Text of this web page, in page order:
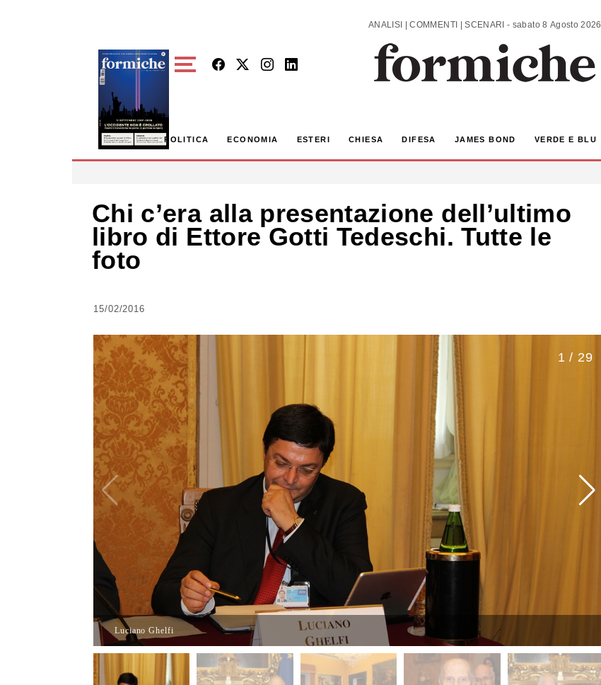
ANALISI | COMMENTI | SCENARI - sabato 8 Agosto 2026
POLITICA ECONOMIA ESTERI CHIESA DIFESA JAMES BOND VERDE E BLU
Chi c’era alla presentazione dell’ultimo
libro di Ettore Gotti Tedeschi. Tutte le
foto
15/02/2016
1 / 29
Luciano Ghelfi